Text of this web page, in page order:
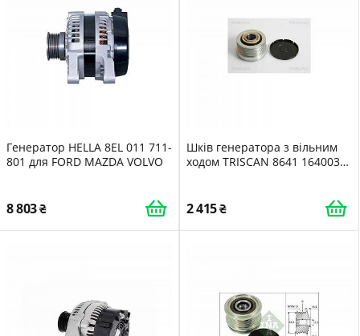
Генератор HELLA 8EL 011 711-
801 для FORD MAZDA VOLVO
8 803
Шків генератора з вільним
ходом TRISCAN 8641 164003
2 415